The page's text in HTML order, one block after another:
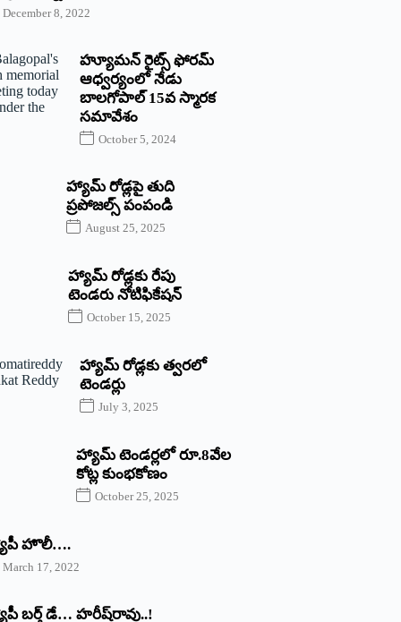
December 8, 2022
హ్యూమన్‌ రైట్స్‌ ఫోరమ్‌
ఆధ్వర్యంలో నేడు
బాలగోపాల్‌ 15వ స్మారక
సమావేశం
October 5, 2024
హ్యామ్‌ రోడ్లపై తుది
ప్రపోజల్స్‌ పంపండి
August 25, 2025
హ్యామ్‌ రోడ్లకు రేపు
టెండరు నోటిఫికేషన్‌
October 15, 2025
హ్యామ్‌ రోడ్లకు త్వరలో
టెండర్లు
July 3, 2025
హ్యామ్‌ ‌టెండర్లలో రూ.8వేల
కోట్ల కుంభకోణం
October 25, 2025
హొలీ….
March 17, 2022
బర్త్ ‌డే… హరీష్‌రావు..!